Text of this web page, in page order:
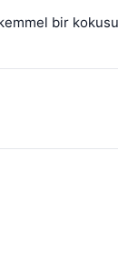
bir